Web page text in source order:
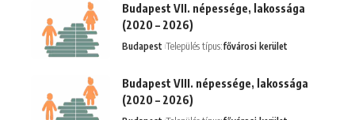
Budapest VII. népessége, lakossága
(2020 – 2026)
Budapest Település típus:fővárosi kerület
Budapest VIII. népessége, lakossága
(2020 – 2026)